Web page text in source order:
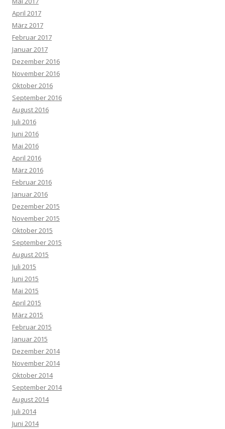
April 2017
März 2017
Februar 2017
Januar 2017
Dezember 2016
November 2016
Oktober 2016
September 2016
August 2016
Juli 2016
Juni 2016
Mai 2016
April 2016
März 2016
Februar 2016
Januar 2016
Dezember 2015
November 2015
Oktober 2015
September 2015
August 2015
Juli 2015
Juni 2015
Mai 2015
April 2015
März 2015
Februar 2015
Januar 2015
Dezember 2014
November 2014
Oktober 2014
September 2014
August 2014
Juli 2014
Juni 2014